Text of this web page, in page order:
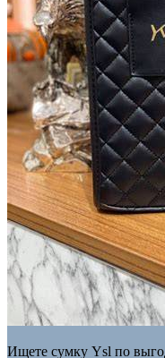
Ищете сумку Ysl по